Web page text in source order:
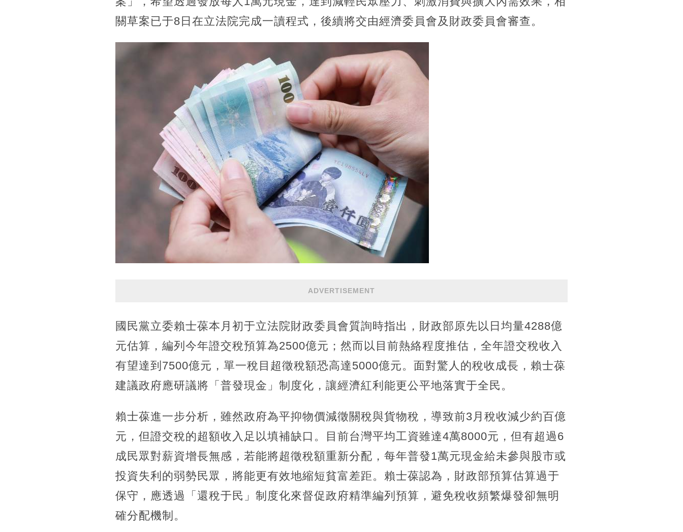
關草案已于8日在立法院完成一讀程式，後續將交由經濟委員會及財政委員會審查。
ADVERTISEMENT
國民黨立委賴士葆本月初于立法院財政委員會質詢時指出，財政部原先以日均量4288億
元估算，編列今年證交稅預算為2500億元；然而以目前熱絡程度推估，全年證交稅收入
有望達到7500億元，單一稅目超徵稅額恐高達5000億元。面對驚人的稅收成長，賴士葆
建議政府應研議將「普發現金」制度化，讓經濟紅利能更公平地落實于全民。
賴士葆進一步分析，雖然政府為平抑物價減徵關稅與貨物稅，導致前3月稅收減少約百億
元，但證交稅的超額收入足以填補缺口。目前台灣平均工資雖達4萬8000元，但有超過6
成民眾對薪資增長無感，若能將超徵稅額重新分配，每年普發1萬元現金給未參與股市或
投資失利的弱勢民眾，將能更有效地縮短貧富差距。賴士葆認為，財政部預算估算過于
保守，應透過「還稅于民」制度化來督促政府精準編列預算，避免稅收頻繁爆發卻無明
確分配機制。